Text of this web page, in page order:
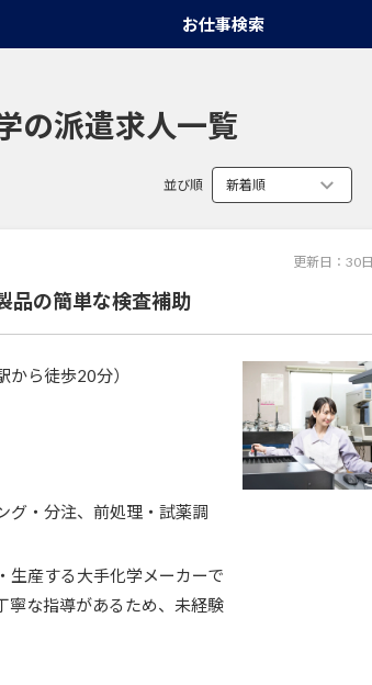
お仕事検索
の派遣求人一覧
並び順
更新日： 30
品の簡単な検査補助
ら徒歩20分）
グ・分注、前処理・試薬調
生産する大手化学メーカーで
寧な指導があるため、未経験